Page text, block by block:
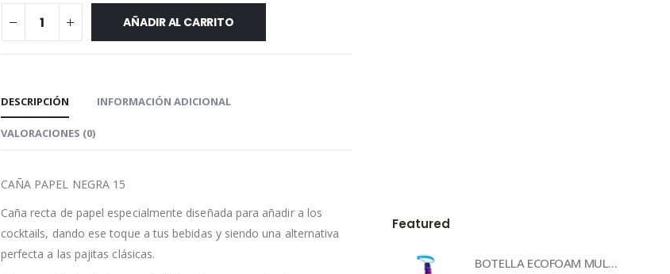
AÑADIR AL CARRITO
DESCRIPCIÓN INFORMACIÓN ADICIONAL
VALORACIONES (0)
CAÑA PAPEL NEGRA 15
Caña recta de papel especialmente diseñada para añadir a los
cocktails, dando ese toque a tus bebidas y siendo una alternativa
perfecta a las pajitas clásicas.
Featured
BOTELLA ECOFOAM MULTISUELOS (LECOF12)